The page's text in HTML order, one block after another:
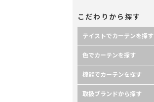
こだわりから探す
テイストでカーテンを探す
色でカーテンを探す
機能でカーテンを探す
取扱ブランドから探す